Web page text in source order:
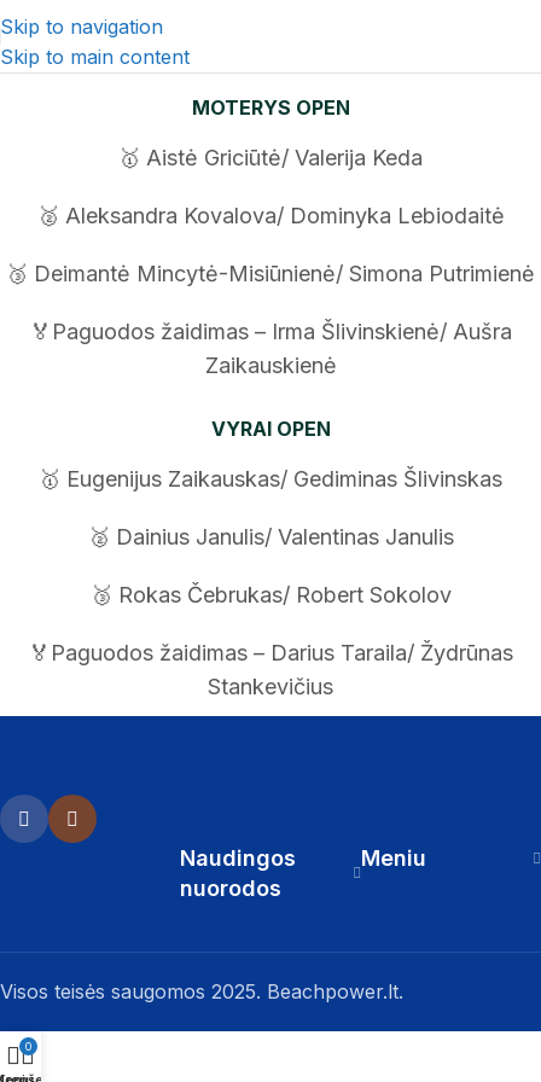
Skip to navigation
Skip to main content
MOTERYS OPEN
🥇 Aistė Griciūtė/ Valerija Keda
🥈 Aleksandra Kovalova/ Dominyka Lebiodaitė
🥉 Deimantė Mincytė-Misiūnienė/ Simona Putrimienė
🏅Paguodos žaidimas – Irma Šlivinskienė/ Aušra
Zaikauskienė
VYRAI OPEN
🥇 Eugenijus Zaikauskas/ Gediminas Šlivinskas
🥈 Dainius Janulis/ Valentinas Janulis
🥉 Rokas Čebrukas/ Robert Sokolov
🏅Paguodos žaidimas – Darius Taraila/ Žydrūnas
Stankevičius
Naudingos
nuorodos
Meniu
Visos teisės saugomos 2025. Beachpower.lt.
0